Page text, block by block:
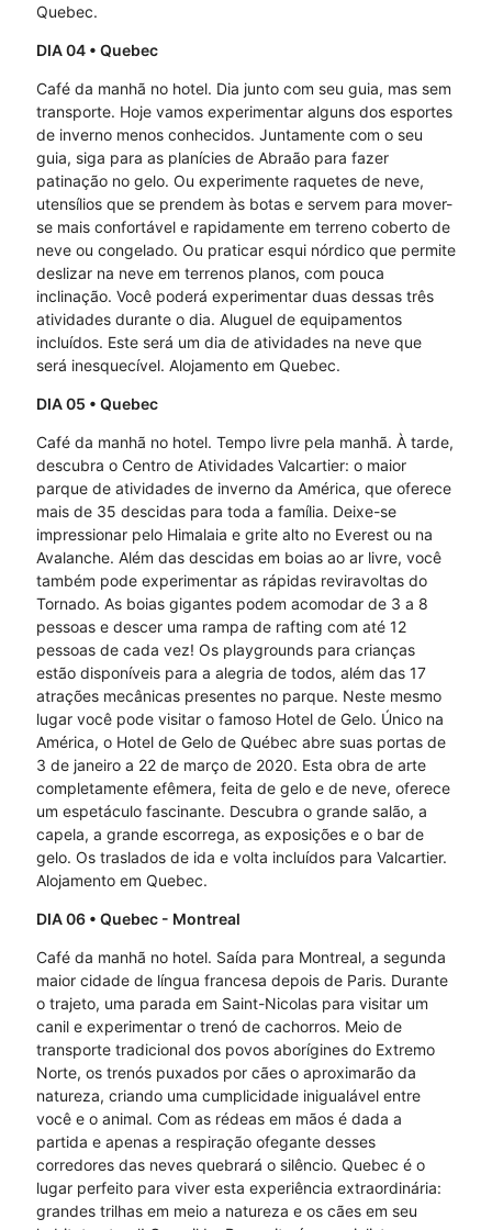
Quebec.
DIA 04• Quebec
Café da manhã no hotel. Dia junto com seu guia, mas sem
transporte. Hoje vamos experimentar alguns dos esportes
de inverno menos conhecidos. Juntamente com o seu
guia, siga para as planícies de Abraão para fazer
patinação no gelo. Ou experimente raquetes de neve,
utensílios que se prendem às botas e servem para mover-
se mais confortável e rapidamente em terreno coberto de
neve ou congelado. Ou praticar esqui nórdico que permite
deslizar na neve em terrenos planos, com pouca
inclinação. Você poderá experimentar duas dessas três
atividades durante o dia. Aluguel de equipamentos
incluídos. Este será um dia de atividades na neve que
será inesquecível. Alojamento em Quebec.
DIA 05 • Quebec
Café da manhã no hotel. Tempo livre pela manhã. À tarde,
descubra o Centro de Atividades Valcartier: o maior
parque de atividades de inverno da América, que oferece
mais de 35 descidas para toda a família. Deixe-se
impressionar pelo Himalaia e grite alto no Everest ou na
Avalanche. Além das descidas em boias ao ar livre, você
também pode experimentar as rápidas reviravoltas do
Tornado. As boias gigantes podem acomodar de 3 a 8
pessoas e descer uma rampa de rafting com até 12
pessoas de cada vez! Os playgrounds para crianças
estão disponíveis para a alegria de todos, além das 17
atrações mecânicas presentes no parque. Neste mesmo
lugar você pode visitar o famoso Hotel de Gelo. Único na
América, o Hotel de Gelo de Québec abre suas portas de
3 de janeiro a 22 de março de 2020. Esta obra de arte
completamente efêmera, feita de gelo e de neve, oferece
um espetáculo fascinante. Descubra o grande salão, a
capela, a grande escorrega, as exposições e o bar de
gelo. Os traslados de ida e volta incluídos para Valcartier.
Alojamento em Quebec.
DIA 06• Quebec - Montreal
Café da manhã no hotel. Saída para Montreal, a segunda
maior cidade de língua francesa depois de Paris. Durante
o trajeto, uma parada em Saint-Nicolas para visitar um
canil e experimentar o trenó de cachorros. Meio de
transporte tradicional dos povos aborígines do Extremo
Norte, os trenós puxados por cães o aproximarão da
natureza, criando uma cumplicidade inigualável entre
você e o animal. Com as rédeas em mãos é dada a
partida e apenas a respiração ofegante desses
corredores das neves quebrará o silêncio. Quebec é o
lugar perfeito para viver esta experiência extraordinária:
grandes trilhas em meio a natureza e os cães em seu